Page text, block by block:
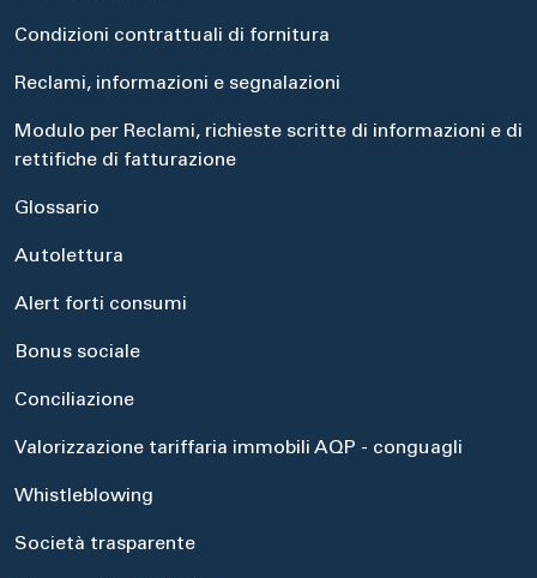
Condizioni contrattuali di fornitura
Reclami, informazioni e segnalazioni
Modulo per Reclami, richieste scritte di informazioni e di
rettifiche di fatturazione
Glossario
Autolettura
Alert forti consumi
Bonus sociale
Conciliazione
Valorizzazione tariffaria immobili AQP - conguagli
Whistleblowing
Società trasparente